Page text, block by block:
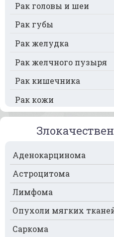
Рак головы и шеи
Рак губы
Рак желудка
Рак желчного пузыря
Рак кишечника
Рак кожи
Рак кости
Рак крови
Рак легких
Рак лимфоузлов
Рак молочной железы
Рак мочевого пузыря
Рак носа
Аденокарцинома
Астроцитома
Лимфома
Опухоли мягких
Саркома